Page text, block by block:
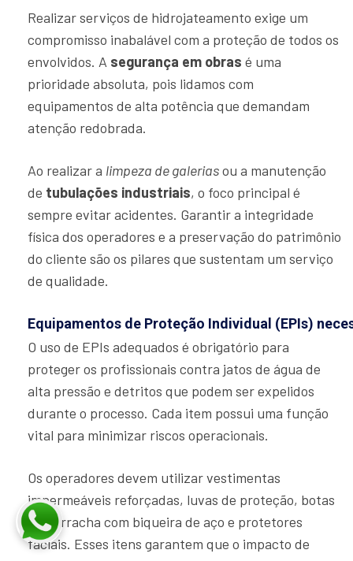
Realizar serviços de hidrojateamento exige um
compromisso inabalável com a proteção de todos os
envolvidos. A segurança em obras é uma
prioridade absoluta, pois lidamos com
equipamentos de alta potência que demandam
atenção redobrada.
Ao realizar a limpeza de galeriasou a manutenção
de tubulações industriais, o foco principal é
sempre evitar acidentes. Garantir a integridade
física dos operadores e a preservação do patrimônio
do cliente são os pilares que sustentam um serviço
de qualidade.
Equipamentos de Proteção Individual (EPIs)
O uso de EPIs adequados é obrigatório para
proteger os profissionais contra jatos de água de
alta pressão e detritos que podem ser expelidos
durante o processo. Cada item possui uma função
vital para minimizar riscos operacionais.
Os operadores devem utilizar vestimentas
impermeáveis reforçadas, luvas de proteção, botas
de borracha com biqueira de aço e protetores
faciais. Esses itens garantem que o impacto de